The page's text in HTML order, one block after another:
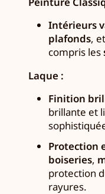
Intérieurs
plafonds,
compris les
Laque :
Finition
brillante et
Protection
boiseries,
protection
rayures.